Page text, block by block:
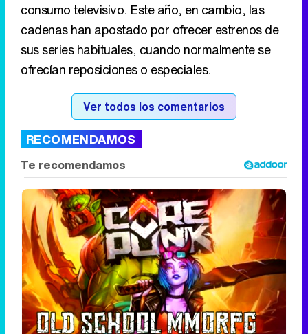
consumo televisivo. Este año, en cambio, las
cadenas han apostado por ofrecer estrenos de
sus series habituales, cuando normalmente se
ofrecían reposiciones o especiales.
Ver todos los comentarios
RECOMENDAMOS